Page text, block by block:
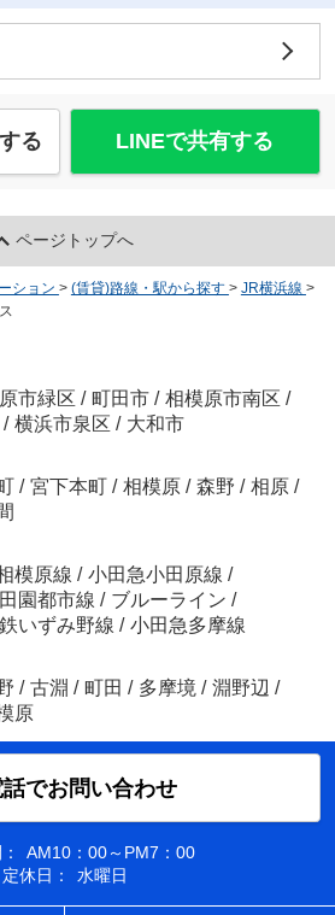
る LINEで共有する
ページトップへ
ション > (賃貸)路線・駅から探す > JR横浜線 >
市緑区 / 町田市 / 相模原市南区 /
/ 横浜市泉区 / 大和市
/ 宮下本町 / 相模原 / 森野 / 相原 /
模原線 / 小田急小田原線 /
園都市線 / ブルーライン /
いずみ野線 / 小田急多摩線
/ 古淵 / 町田 / 多摩境 / 淵野辺 /
原
話でお問い合わせ
AM10：00～PM7：00
定休日：
水曜日